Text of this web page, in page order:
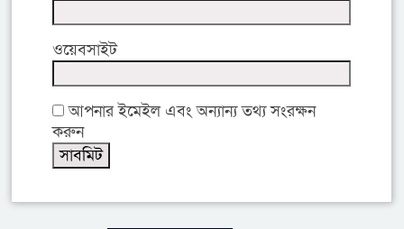
ওয়েবসাইট
আপনার ইমেইল এবং অন্যান্য তথ্য সংরক্ষন
করুন